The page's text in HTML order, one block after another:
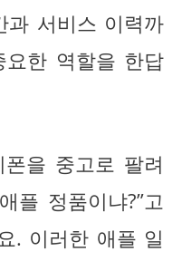
과 서비스 이력까
한 역할을 한답
을 중고로 팔려
플 정품이냐?”고
. 이러한 애플 일